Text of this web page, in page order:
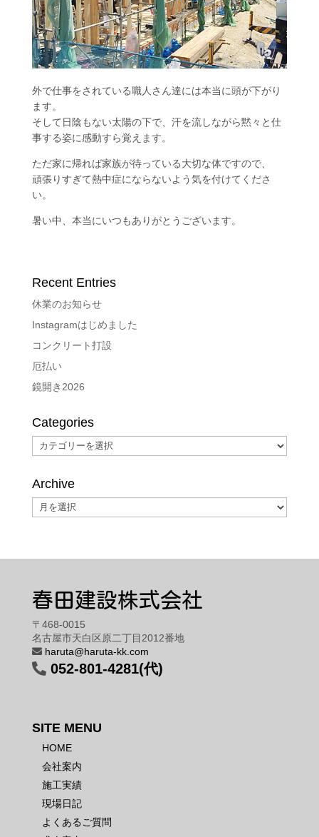
外で仕事をされている職人さん達には本当に頭が下がり
ます。
そして日陰もない太陽の下で、汗を流しながら黙々と仕
事する姿に感動すら覚えます。
ただ家に帰れば家族が待っている大切な体ですので、
頑張りすぎて熱中症にならないよう気を付けてくださ
い。
暑い中、本当にいつもありがとうございます。
Recent Entries
休業のお知らせ
Instagramはじめました
コンクリート打設
厄払い
鏡開き2026
Categories
Categories
Archive
Archive
春田建設株式会社
〒468-0015
名古屋市天白区原二丁目2012番地
haruta@haruta-kk.com
052-801-4281(代)
SITE MENU
HOME
会社案内
施工実績
現場日記
よくあるご質問